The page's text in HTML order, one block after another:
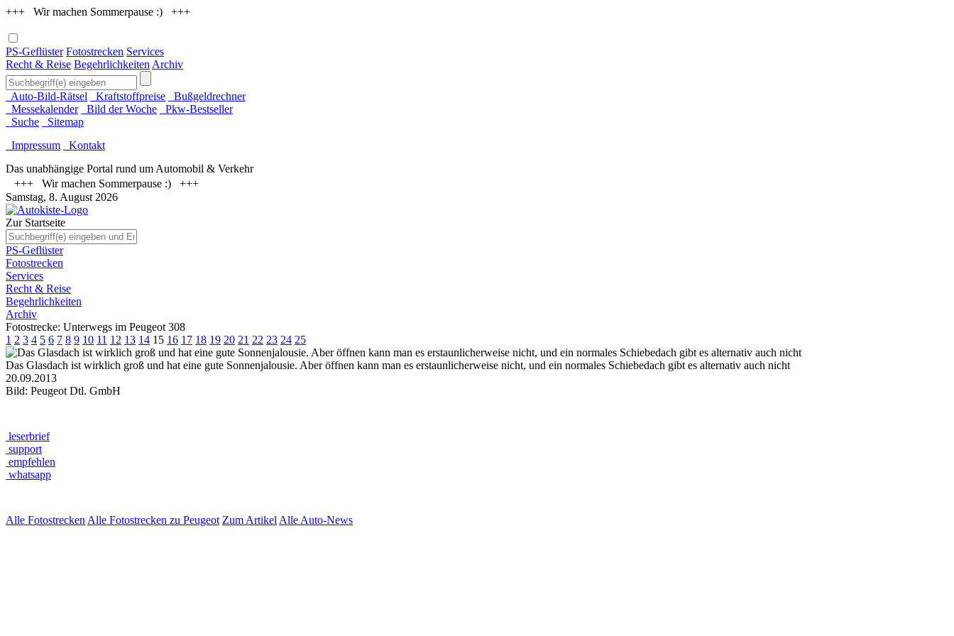
+++ Wir machen Sommerpause :) +++
PS-Geflüster Fotostrecken Services
Recht & Reise Begehrlichkeiten Archiv
Auto-Bild-Rätsel Kraftstoffpreise
Bußgeldrechner
Messekalender
Bild der Woche
Pkw-Bestseller
Suche
Sitemap
Impressum
Kontakt
Das unabhängige Portal rund um Automobil & Verkehr
+++ Wir machen Sommerpause :) +++
Samstag, 8. August 2026
Zur Startseite
PS-Geflüster
Fotostrecken
Services
Recht & Reise
Begehrlichkeiten
Archiv
Fotostrecke: Unterwegs im Peugeot 308
1 2 3 4 5 6 7 8 9 10 11 12 13 14 15 16 17 18 19 20 21 22 23 24 25
Das Glasdach ist wirklich groß und hat eine gute Sonnenjalousie. Aber öffnen kann man es erstaunlicherweise nicht, und ein normales Schiebedach gibt es alternativ auch nicht
20.09.2013
Bild: Peugeot Dtl. GmbH
leserbrief
support
empfehlen
whatsapp
Alle Fotostrecken Alle Fotostrecken zu Peugeot Zum Artikel Alle Auto-News